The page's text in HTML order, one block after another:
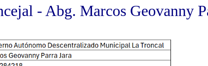
- Abg. Marcos Geovanny